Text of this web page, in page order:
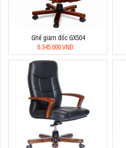
Ghế giám đốc GX504
6.345.000 VNĐ